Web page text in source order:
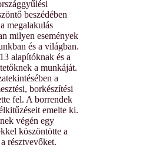
beszédében
megalakulás
milyen események
és a világban.
alapítóknak és a
a munkáját.
a
borkészítési
fel. A borrendek
emelte ki.
végén egy
köszöntötte a
résztvevőket.